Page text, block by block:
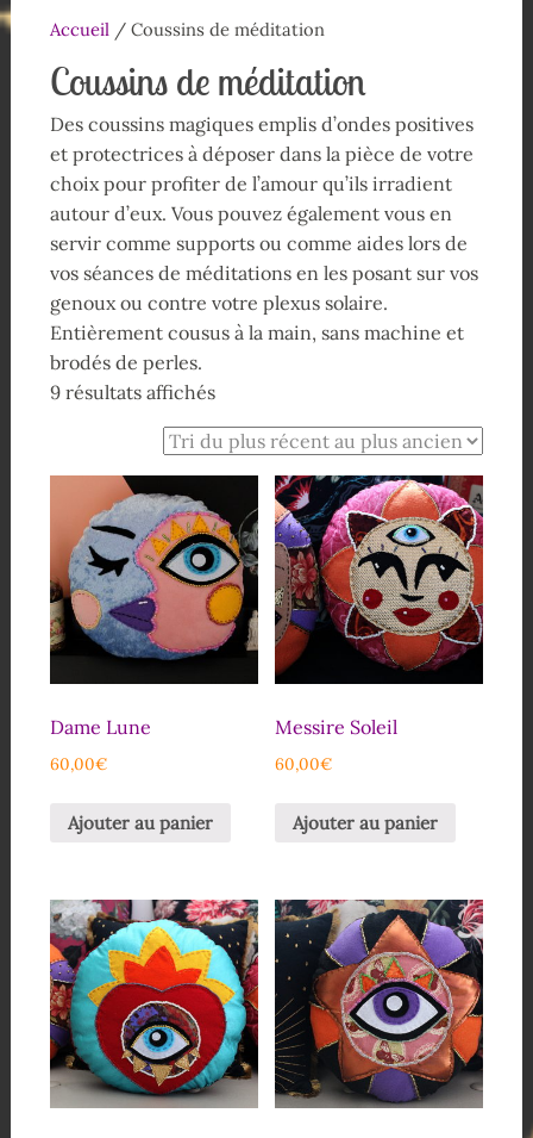
Accueil/ Coussins de méditation
Coussins de méditation
Des coussins magiques emplis d’ondes positives
et protectrices à déposer dans la pièce de votre
choix pour profiter de l’amour qu’ils irradient
autour d’eux. Vous pouvez également vous en
servir comme supports ou comme aides lors de
vos séances de méditations en les posant sur vos
genoux ou contre votre plexus solaire.
Entièrement cousus à la main, sans machine et
brodés de perles.
9 résultats affichés
Dame Lune
60,00€
Ajouter au panier
Messire Soleil
60,00€
Ajouter au panier